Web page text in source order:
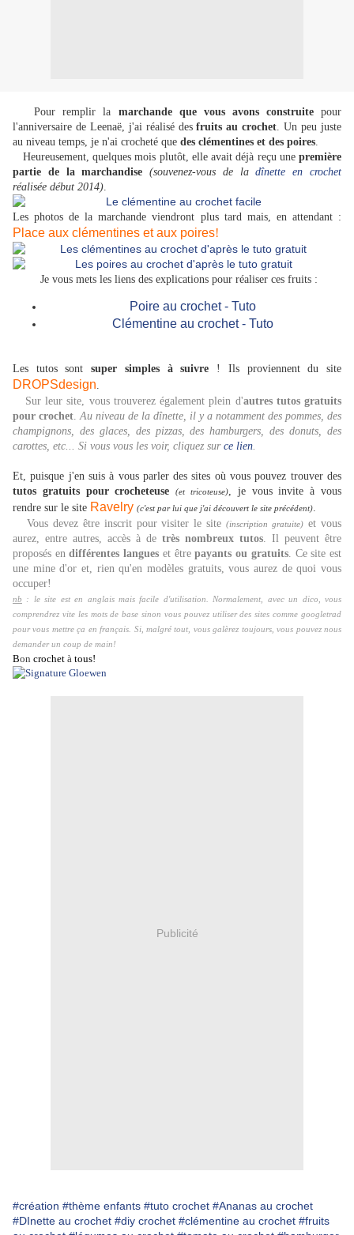
Pour remplir la marchande que vous avons construitepour
l'anniversaire de Leenaë, j'ai réalisé desfruits au crochet. Un peu juste
au niveau temps, je n'ai crocheté que des clémentines et des poires.
Heureusement, quelques mois plutôt, elle avait déjà reçu une première
partie de la marchandise
(souvenez-vous de ladînette en crochet
réalisée début 2014).
Les photos de la marchande viendront plus tard mais, en attendant :
Place aux clémentines et aux poires!
Je vous mets les liens des explications pour réaliser ces fruits :
Poire au crochet - Tuto
Clémentine au crochet - Tuto
Les tutos sontsuper simples à suivre ! Ils proviennent du site
DROPSdesign.
Sur leur site, vous trouverez également plein d'autres tutos gratuits
pour crochet.Au niveau de la dînette, il y a notamment des pommes, des
champignons, des glaces, des pizzas, des hamburgers, des donuts, des
carottes, etc... Si vous vous les voir, cliquez sur ce lien.
Et, puisque j'en suis à vous parler des sites où vous pouvez trouver des
tutos gratuits pour crocheteuse
(et tricoteuse), je vous invite à vous
rendre sur le site Ravelry (c'est par lui que j'ai découvert le site précédent).
Vous devez être inscrit pour visiter le site(inscription gratuite) et vous
aurez, entre autres, accès à de très nombreux tutos. Il peuvent être
proposés endifférentes langues et êtrepayants ou gratuits. Ce site est
une mine d'or et, rien qu'en modèles gratuits, vous aurez de quoi vous
occuper!
nb : le site est en anglais mais facile d'utilisation. Normalement, avec un dico, vous
comprendrez vite les mots de base sinon vous pouvez utiliser des sites comme googletrad
pour vous mettre ça en français. Si, malgré tout, vous galèrez toujours, vous pouvez nous
demander un coup de main!
Bon crochet à tous!
Publicité
#création #thème enfants #tuto crochet #Ananas au crochet
#DInette au crochet #diy crochet #clémentine au crochet #fruits